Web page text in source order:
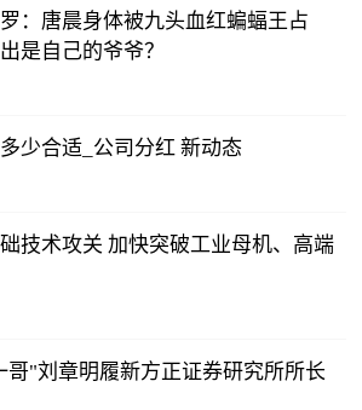
：唐晨身体被九头血红蝙蝠王占
是自己的爷爷？
少合适_公司分红 新动态
技术攻关 加快突破工业母机、高端
哥"刘章明履新方正证券研究所所长